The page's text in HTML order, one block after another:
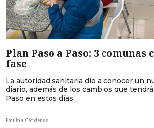
Plan Paso a Paso: 3 comunas
fase
La autoridad sanitaria dio a conocer un
diario, además de los cambios que
Paso en estos días.
Paulina Cárdenas